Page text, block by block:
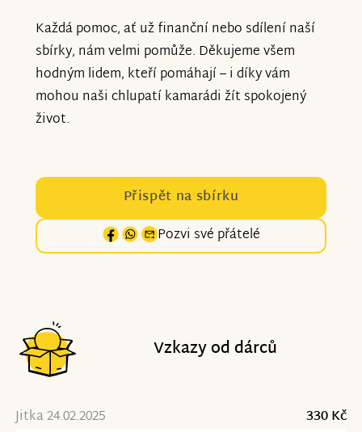
Každá pomoc, ať už finanční nebo sdílení naší
sbírky, nám velmi pomůže. Děkujeme všem
hodným lidem, kteří pomáhají – i díky vám
mohou naši chlupatí kamarádi žít spokojený
život.
Přispět na sbírku
Pozvi své přátelé
Vzkazy od dárců
Jitka 24.02.2025
330 Kč